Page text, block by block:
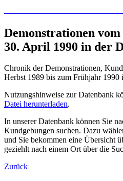
Demonstrationen vom
30. April 1990 in der
Chronik der Demonstrationen,
Herbst 1989 bis zum Frühjahr 1990
Nutzungshinweise zur Datenbank
Datei herunterladen.
In unserer Datenbank können Sie
Kundgebungen suchen. Dazu
und Sie bekommen eine Übersicht
geziehlt nach einem Ort über die
Zurück